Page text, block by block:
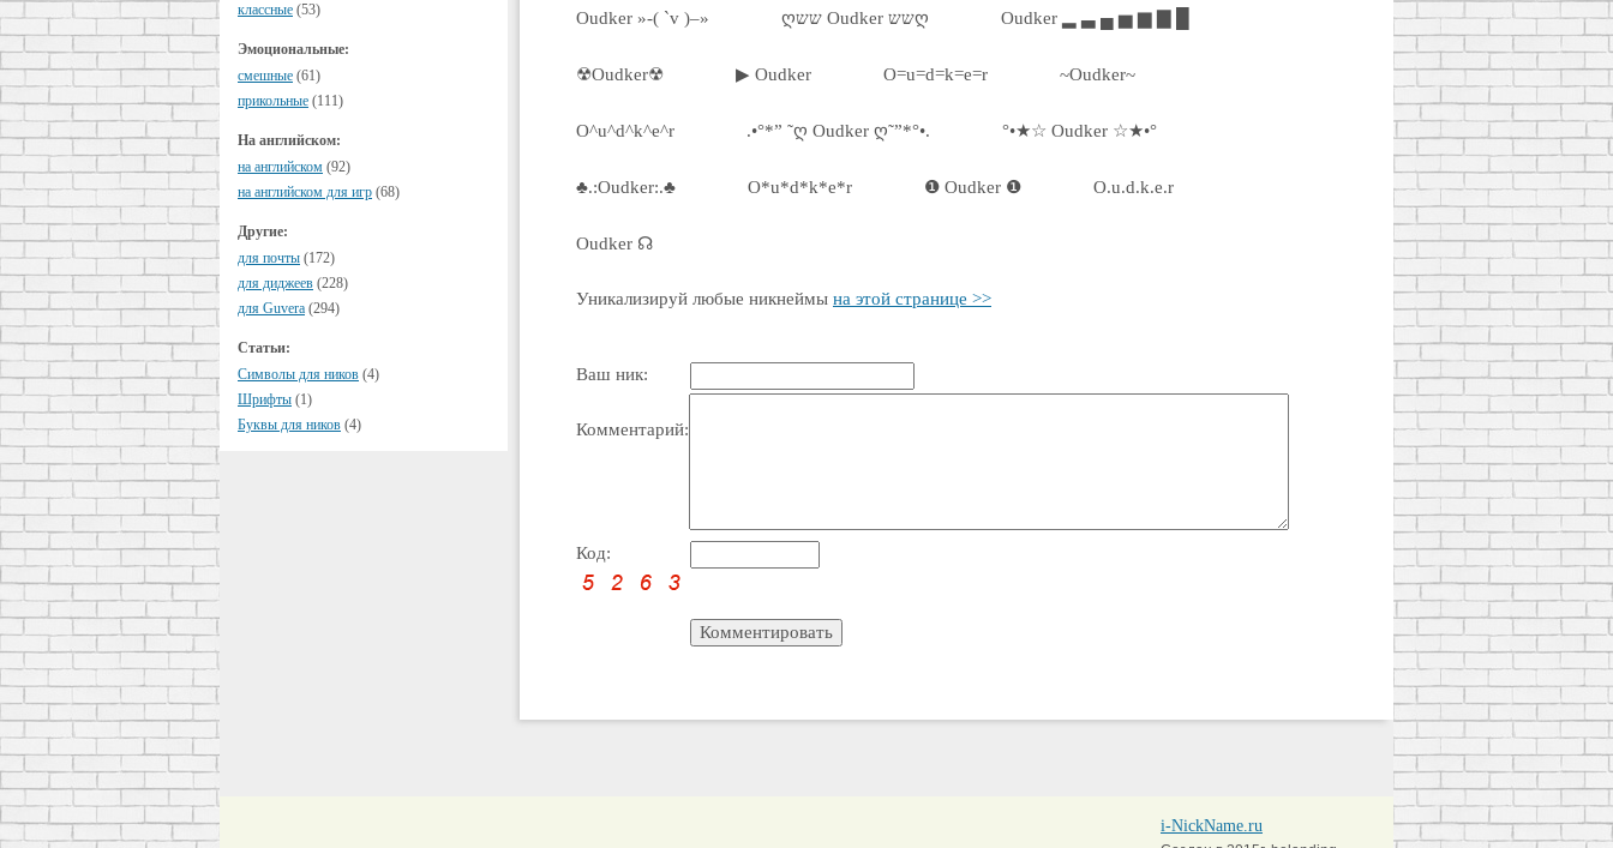
классные (53)
Эмоциональные:
смешные (61)
прикольные (111)
На английском:
на английском (92)
на английском для игр (68)
Другие:
для почты (172)
для диджеев (228)
для Guvera (294)
Статьи:
Символы для ников (4)
Шрифты (1)
Буквы для ников (4)
Oudker »-( `v )–» ღשש Oudker ששღ Oudker ▂ ▃ ▄ ▅ ▆ ▇ █
☢Oudker☢ ▶ Oudker O=u=d=k=e=r ~Oudker~
O^u^d^k^e^r .•°*” ˜ღ Oudker ღ˜”*°•. °•★☆ Oudker ☆★•°
♣.:Oudker:.♣ O*u*d*k*e*r ❶ Oudker ❶ O.u.d.k.e.r
Oudker ☊
Уникализируй любые никнеймы на этой странице >>
Ваш ник:
Комментарий:
Код:
i-NickName.ru